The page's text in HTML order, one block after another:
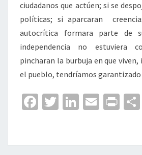
ciudadanos que actúen; si se
políticas; si aparcaran
autocrítica formara parte de
independencia no estuviera
pincharan la burbuja en que viven,
el pueblo, tendríamos
Fa
o
T
er
Li
dI
E
l
Pr